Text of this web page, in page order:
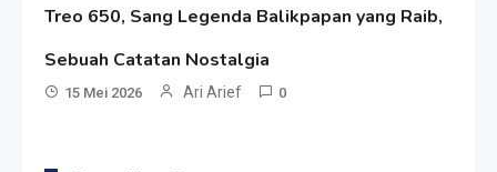
Treo 650, Sang Legenda Balikpapan yang Raib,
Sebuah Catatan Nostalgia
15 Mei 2026 Ari Arief 0
Gareng Lebih Sibuk Orasi
Artikel